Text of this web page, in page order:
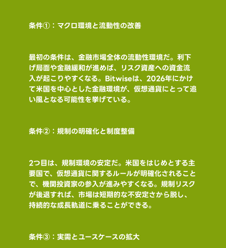
条件①：マクロ環境と流動性の改善
最初の条件は、金融市場全体の流動性環境だ。利下
げ局面や金融緩和が進めば、リスク資産への資金流
入が起こりやすくなる。Bitwiseは、2026年にかけ
て米国を中心とした金融環境が、仮想通貨にとって追
い風となる可能性を挙げている。
条件②：規制の明確化と制度整備
2つ目は、規制環境の安定だ。米国をはじめとする主
要国で、仮想通貨に関するルールが明確化されること
で、機関投資家の参入が進みやすくなる。規制リスク
が後退すれば、市場は短期的な不安定さから脱し、
持続的な成長軌道に乗ることができる。
条件③：実需とユースケースの拡大